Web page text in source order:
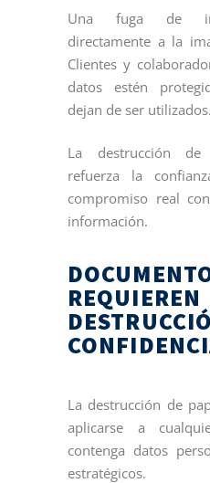
Una fuga de
directamente a la
Clientes y
datos estén
dejan de ser utilizados.
La destrucción de
refuerza la
compromiso real
información.
REQUIEREN
La destrucción de
aplicarse a
contenga datos
estratégicos.